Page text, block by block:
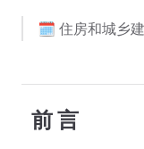
🗓️ 住房和城乡
前 言